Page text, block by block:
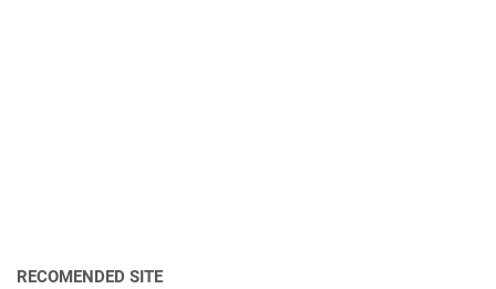
RECOMENDED SITE